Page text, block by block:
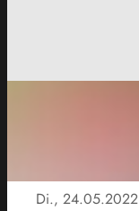
Di., 24.05.2022